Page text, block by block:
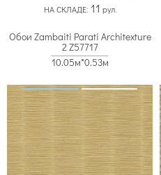
НА СКЛАДЕ: 11 рул.
Обои Zambaiti Parati Architexture
2 Z57717
10.05м*0.53м